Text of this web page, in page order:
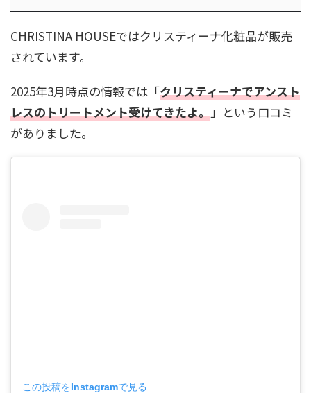
CHRISTINA HOUSEではクリスティーナ化粧品が販売
されています。
2025年3月時点の情報では「クリスティーナでアンスト
レスのトリートメント受けてきたよ。」という口コミ
がありました。
この投稿をInstagramで見る